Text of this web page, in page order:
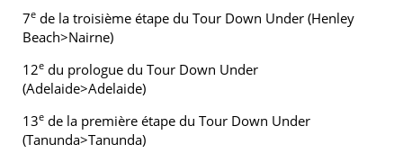
7e de la troisième étape du Tour Down Under (Henley
Beach>Nairne)
12e du prologue du Tour Down Under
(Adelaide>Adelaide)
13e de la première étape du Tour Down Under
(Tanunda>Tanunda)